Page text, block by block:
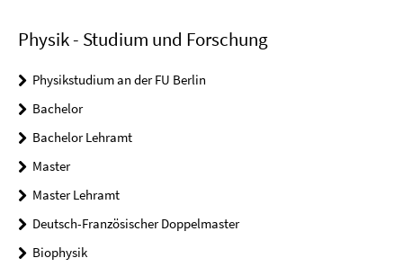
Physik - Studium und Forschung
Physikstudium an der FU Berlin
Bachelor
Bachelor Lehramt
Master
Master Lehramt
Deutsch-Französischer Doppelmaster
Biophysik